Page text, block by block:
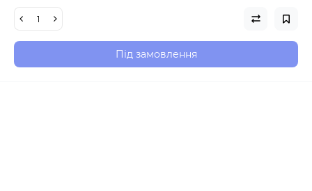
Під замовлення